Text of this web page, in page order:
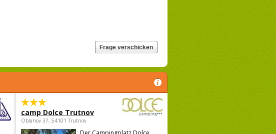
camp Dolce Trutnov
Oblanov 37, 54101 Trutnov